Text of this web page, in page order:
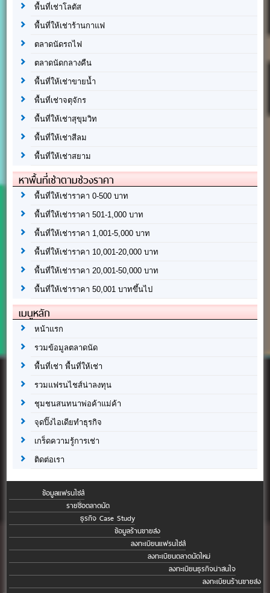
พื้นที่เช่าโลตัส
พื้นที่ให้เช่าร้านกาแฟ
ตลาดนัดรถไฟ
ตลาดนัดกลางคืน
พื้นที่ให้เช่าขายน้ำ
พื้นที่เช่าจตุจักร
พื้นที่ให้เช่าสุขุมวิท
พื้นที่ให้เช่าสีลม
พื้นที่ให้เช่าสยาม
หาพื้นที่เช่าตามช่วงราคา
พื้นที่ให้เช่าราคา 0-500 บาท
พื้นที่ให้เช่าราคา 501-1,000 บาท
พื้นที่ให้เช่าราคา 1,001-5,000 บาท
พื้นที่ให้เช่าราคา 10,001-20,000 บาท
พื้นที่ให้เช่าราคา 20,001-50,000 บาท
พื้นที่ให้เช่าราคา 50,001 บาทขึ้นไป
เมนูหลัก
หน้าแรก
รวมข้อมูลตลาดนัด
พื้นที่เช่า พื้นที่ให้เช่า
รวมแฟรนไชส์น่าลงทุน
ชุมชนสนทนาพ่อค้าแม่ค้า
จุดปิ๊งไอเดียทำธุรกิจ
เกร็ดความรู้การเช่า
ติดต่อเรา
ข้อมูลแฟรนไชส์
รายชื่อตลาดนัด
ธุรกิจ Case Study
ข้อมูลร้านขายส่ง
ลงทะเบียนแฟรนไชส์
ลงทะเบียนตลาดนัดใหม่
ลงทะเบียนธุรกิจน่าสนใจ
ลงทะเบียนร้านขายส่ง